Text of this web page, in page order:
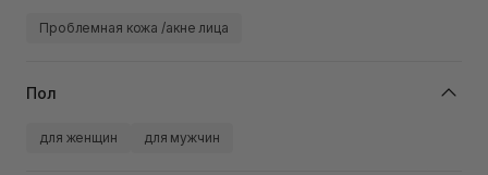
Проблемная кожа /акне лица
Пол
для женщин для мужчин